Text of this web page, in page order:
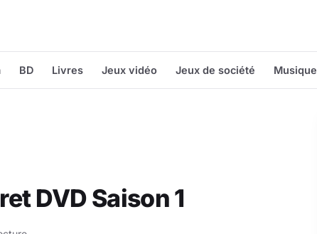
BD Livres Jeux vidéo Jeux de société Musique
DVD Saison 1